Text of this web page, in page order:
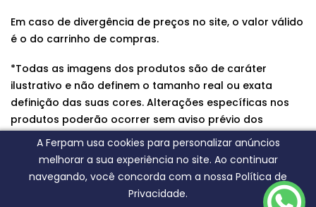
A Ferpam usa cookies para personalizar anúncios
melhorar a sua experiência no site. Ao continuar
navegando, você concorda com a nossa Política de
Privacidade.
Em caso de divergência de preços no site, o valor válido
é o do carrinho de compras.
*Todas as imagens dos produtos são de caráter
ilustrativo e não definem o tamanho real ou exata
definição das suas cores. Alterações específicas nos
produtos poderão ocorrer sem aviso prévio dos
fornecedores, qualquer dúvida sobre nossos produtos
entre em contato conosco.